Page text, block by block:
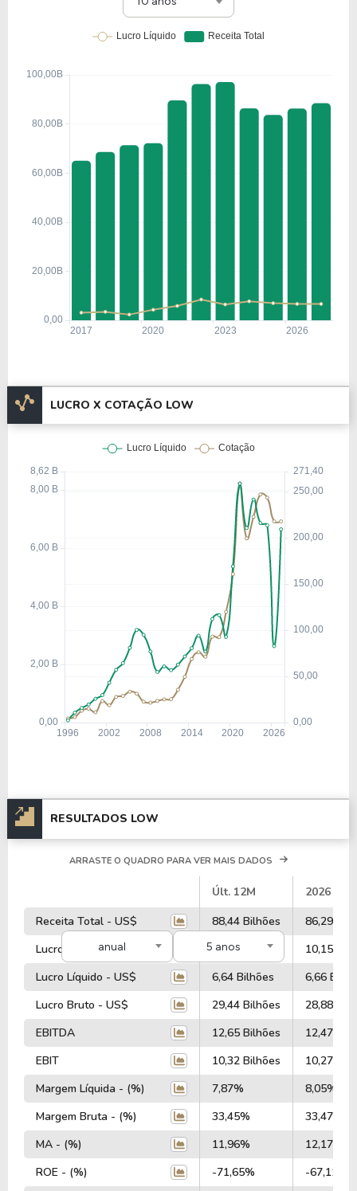
LUCRO X COTAÇÃO LOW
RESULTADOS LOW
anual 5 anos
ARRASTE O QUADRO PARA VER MAIS DADOS
Últ. 12M
2026
Receita Total - US$
88,44 Bilhões
86,29
Lucro Operacional - US$
10,21 Bilhões
10,15
Lucro Líquido - US$
6,64 Bilhões
6,66
Lucro Bruto - US$
29,44 Bilhões
28,88
EBITDA
12,65 Bilhões
12,47
EBIT
10,32 Bilhões
10,27
Margem Líquida - (%)
7,87%
8,05%
Margem Bruta - (%)
33,45%
33,47%
MA - (%)
11,96%
12,17%
ROE - (%)
-71,65%
-67,11%